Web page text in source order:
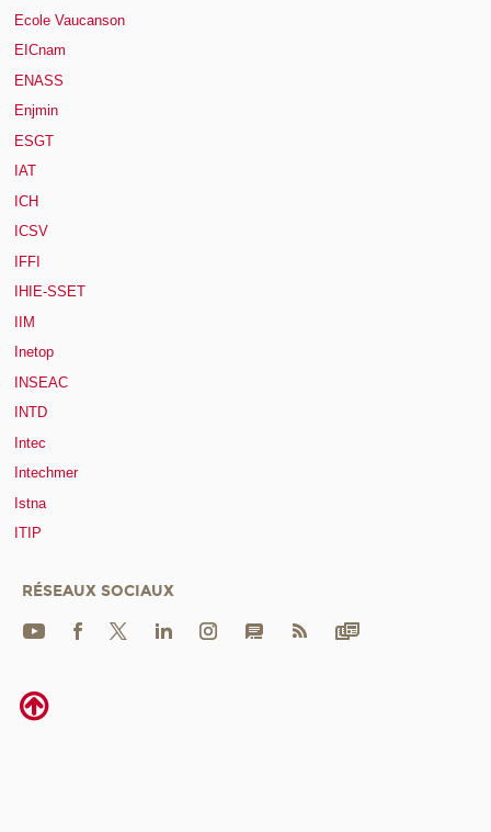
Ecole Vaucanson
EICnam
ENASS
Enjmin
ESGT
IAT
ICH
ICSV
IFFI
IHIE-SSET
IIM
Inetop
INSEAC
INTD
Intec
Intechmer
Istna
ITIP
RÉSEAUX SOCIAUX